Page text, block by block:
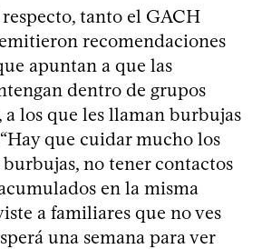
tanto el GACH
recomendaciones
apuntan a que las
dentro de grupos
a los que les llaman burbujas
que cuidar mucho los
no tener contactos
en la misma
a familiares que no ves
una semana para ver